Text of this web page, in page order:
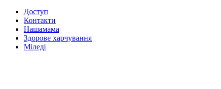
Доступ
Контакти
Нашамама
Здорове харчування
Міледі